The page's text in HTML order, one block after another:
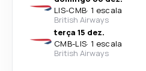
LIS-CMB· 1 escala
British Airways
terça 15 dez.
CMB-LIS· 1 escala
British Airways